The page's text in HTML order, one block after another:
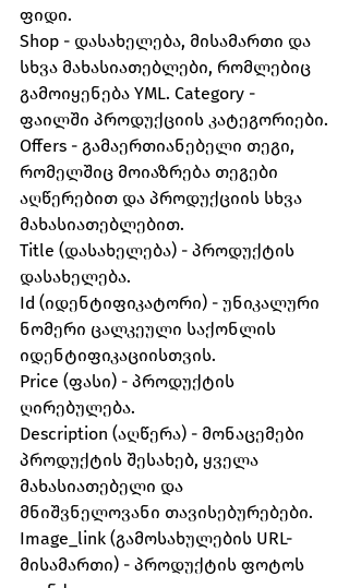
ფიდი.
Shop - დასახელება, მისამართი და
სხვა მახასიათებლები, რომლებიც
გამოიყენება YML. Category -
ფაილში პროდუქციის კატეგორიები.
Offers - გამაერთიანებელი თეგი,
რომელშიც მოიაზრება თეგები
აღწერებით და პროდუქციის სხვა
მახასიათებლებით.
Title (დასახელება) - პროდუქტის
დასახელება.
Id (იდენტიფიკატორი) - უნიკალური
ნომერი ცალკეული საქონლის
იდენტიფიკაციისთვის.
Price (ფასი) - პროდუქტის
ღირებულება.
Description (აღწერა) - მონაცემები
პროდუქტის შესახებ, ყველა
მახასიათებელი და
მნიშვნელოვანი თავისებურებები.
Image_link (გამოსახულების URL-
მისამართი) - პროდუქტის ფოტოს